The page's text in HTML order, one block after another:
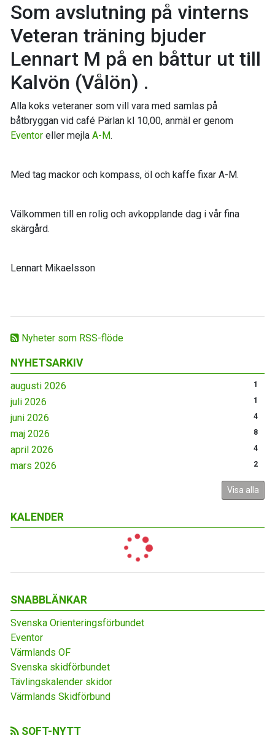
Nyheter som RSS-flöde
NYHETSARKIV
augusti 2026 1
juli 2026 1
juni 2026 4
maj 2026 8
april 2026 4
mars 2026 2
Visa alla
KALENDER
Som avslutning på vinterns
Veteran träning bjuder
Lennart M på en båttur ut till
Kalvön (Vålön) .
Alla koks veteraner som vill vara med samlas på
båtbryggan vid café Pärlan kl 10,00, anmäl er genom
Eventor eller mejla A-M.
Med tag mackor och kompass, öl och kaffe fixar A-M.
Välkommen till en rolig och avkopplande dag i vår fina
skärgård.
Lennart Mikaelsson
SNABBLÄNKAR
Svenska Orienteringsförbundet
Eventor
Värmlands OF
Svenska skidförbundet
Tävlingskalender skidor
Värmlands Skidförbund
SOFT-NYTT